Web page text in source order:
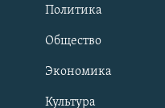
Политика
Общество
Экономика
Культура